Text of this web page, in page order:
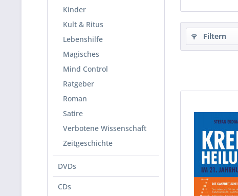
Kinder
Kult & Ritus
Lebenshilfe
Magisches
Mind Control
Ratgeber
Roman
Satire
Verbotene Wissenschaft
Zeitgeschichte
DVDs
CDs
Filtern